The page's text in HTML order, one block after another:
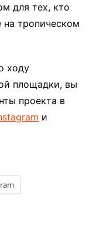
для тех, кто
тропическом
ходу
площадки, вы
проекта в
и